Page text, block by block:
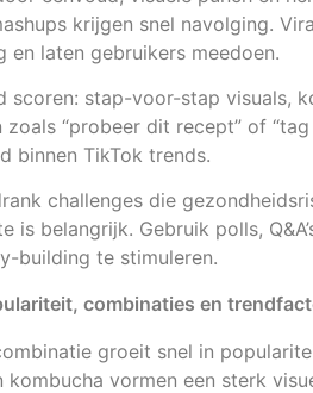
krijgen snel navolging.
en laten gebruikers meedoen.
scoren: stap-voor-stap visuals,
“probeer dit recept” of
binnen TikTok trends.
challenges die
is belangrijk. Gebruik polls,
building te stimuleren.
combinaties en
groeit snel in
kombucha vormen een sterk